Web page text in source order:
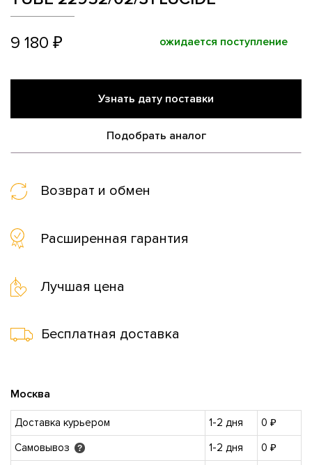
9 180 ₽ ожидается поступление
Узнать дату поставки
Подобрать аналог
Возврат и обмен
Расширенная гарантия
Лучшая цена
Бесплатная доставка
Москва
Доставка курьером 1-2 дня
0 ₽
Самовывоз
? 1-2 дня
0 ₽